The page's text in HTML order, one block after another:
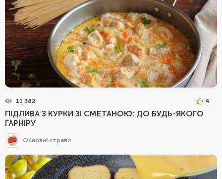
11 382 4
ПІДЛИВА З КУРКИ ЗІ СМЕТАНОЮ: ДО БУДЬ-ЯКОГО
ГАРНІРУ
Основні страви